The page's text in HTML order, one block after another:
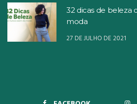
32 dicas de beleza
moda
27 DE JULHO DE 2021